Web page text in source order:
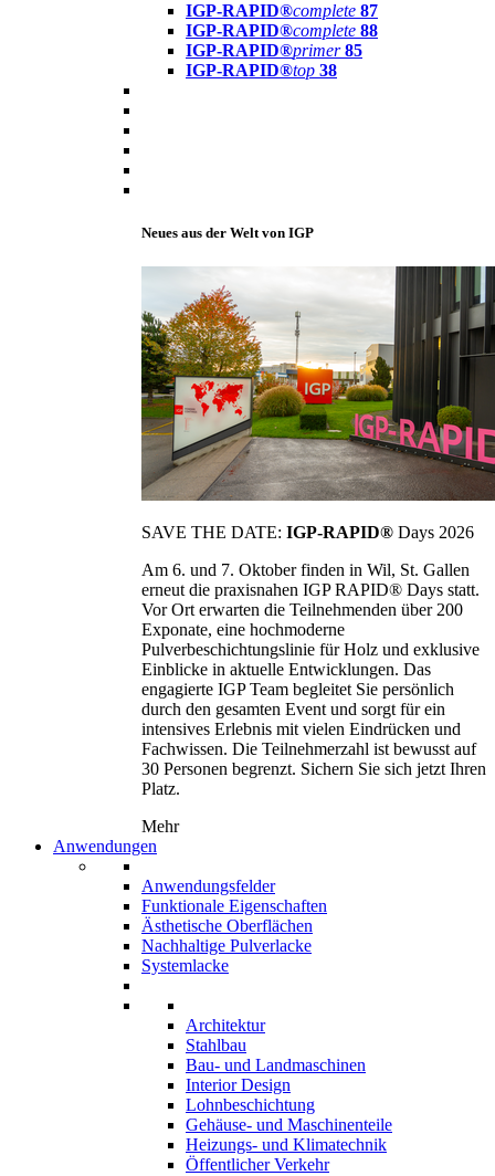
IGP-RAPID®complete 87
IGP-RAPID®complete 88
IGP-RAPID®primer 85
IGP-RAPID®top 38
Neues aus der Welt von IGP
SAVE THE DATE: IGP-RAPID® Days 2026
Am 6. und 7. Oktober finden in Wil, St. Gallen
erneut die praxisnahen IGP RAPID® Days statt.
Vor Ort erwarten die Teilnehmenden über 200
Exponate, eine hochmoderne
Pulverbeschichtungslinie für Holz und exklusive
Einblicke in aktuelle Entwicklungen. Das
engagierte IGP Team begleitet Sie persönlich
durch den gesamten Event und sorgt für ein
intensives Erlebnis mit vielen Eindrücken und
Fachwissen. Die Teilnehmerzahl ist bewusst auf
30 Personen begrenzt. Sichern Sie sich jetzt Ihren
Platz.
Mehr
Anwendungen
Anwendungsfelder
Funktionale Eigenschaften
Ästhetische Oberflächen
Nachhaltige Pulverlacke
Systemlacke
Architektur
Stahlbau
Bau- und Landmaschinen
Interior Design
Lohnbeschichtung
Gehäuse- und Maschinenteile
Heizungs- und Klimatechnik
Öffentlicher Verkehr